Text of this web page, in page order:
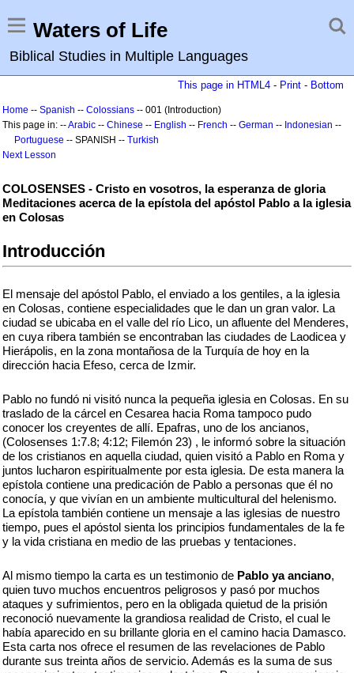
Waters of Life
Biblical Studies in Multiple Languages
This page in HTML4 - Print - Bottom
Home -- Spanish -- Colossians -- 001 (Introduction)
This page in: --Arabic -- Chinese -- English -- French -- German -- Indonesian --
Portuguese -- SPANISH -- Turkish
Next Lesson
COLOSENSES - Cristo en vosotros, la esperanza de gloria
Meditaciones acerca de la epístola del apóstol Pablo a la iglesia
en Colosas
Introducción
El mensaje del apóstol Pablo, el enviado a los gentiles, a la iglesia
en Colosas, contiene especialidades que le dan un gran valor. La
ciudad se ubicaba en el valle del río Lico, un afluente del Menderes,
en cuya ribera también se encontraban las ciudades de Laodicea y
Hierápolis, en la zona montañosa de la Turquía de hoy en la
dirección hacia Efeso, cerca de Izmir.
Pablo no fundó ni visitó nunca la pequeña iglesia en Colosas. En su
traslado de la cárcel en Cesarea hacia Roma tampoco pudo
conocer los creyentes de allí. Epafras, uno de los ancianos,
(Colosenses 1:7.8; 4:12; Filemón 23) , le informó sobre la situación
de los cristianos en aquella ciudad, quien visitó a Pablo en Roma y
juntos lucharon espiritualmente por esta iglesia. De esta manera la
epístola contiene una predicación de Pablo a personas que él no
conocía, y que vivían en un ambiente multicultural del helenismo.
La epístola también contiene un mensaje a las iglesias de nuestro
tiempo, pues el apóstol sienta los principios fundamentales de la fe
y la vida cristiana en medio de las pruebas y tentaciones.
Al mismo tiempo la carta es un testimonio de Pablo ya anciano,
quien tuvo muchos encuentros peligrosos y pasó por muchos
ataques y sufrimientos, pero en la obligada quietud de la prisión
reconoció nuevamente la grandiosa realidad de Cristo, el cual le
había aparecido en su brillante gloria en el camino hacia Damasco.
Esta carta nos ofrece el resumen de las revelaciones de Pablo
durante sus treinta años de servicio. Además es la suma de sus